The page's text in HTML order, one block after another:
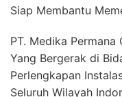
Siap Membantu
PT. Medika
Yang Bergerak di
Perlengkapan
Seluruh Wilayah